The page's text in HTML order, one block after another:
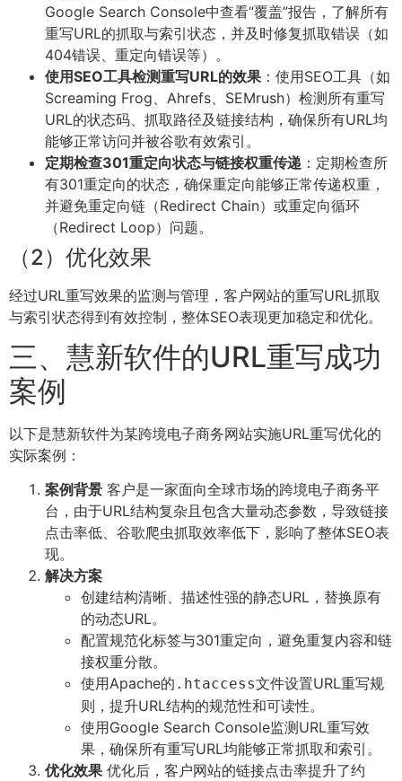
Google Search Console中查看“覆盖”报告，了解所有
重写URL的抓取与索引状态，并及时修复抓取错误（如
404错误、重定向错误等）。
使用SEO工具检测重写URL的效果 ：使用SEO工具（如
Screaming Frog、Ahrefs、SEMrush）检测所有重写
URL的状态码、抓取路径及链接结构，确保所有URL均
能够正常访问并被谷歌有效索引。
定期检查301重定向状态与链接权重传递 ：定期检查所
有301重定向的状态，确保重定向能够正常传递权重，
并避免重定向链（Redirect Chain）或重定向循环
（Redirect Loop）问题。
（2）优化效果
经过URL重写效果的监测与管理，客户网站的重写URL抓取
与索引状态得到有效控制，整体SEO表现更加稳定和优化。
三、慧新软件的URL重写成功
案例
以下是慧新软件为某跨境电子商务网站实施URL重写优化的
实际案例：
案例背景 客户是一家面向全球市场的跨境电子商务平
台，由于URL结构复杂且包含大量动态参数，导致链接
点击率低、谷歌爬虫抓取效率低下，影响了整体SEO表
现。
解决方案
创建结构清晰、描述性强的静态URL，替换原有
的动态URL。
配置规范化标签与301重定向，避免重复内容和链
接权重分散。
使用Apache的 .htaccess文件设置URL重写规
则，提升URL结构的规范性和可读性。
使用Google Search Console监测URL重写效
果，确保所有重写URL均能够正常抓取和索引。
优化效果 优化后，客户网站的链接点击率提升了约